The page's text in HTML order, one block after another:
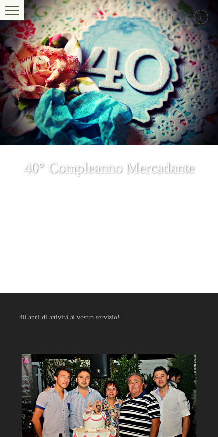
40° Compleanno Mercadante
40 anni di attività al vostro servizio!